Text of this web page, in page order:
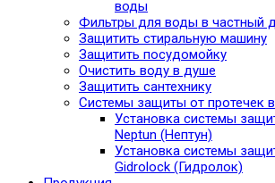
воды
Фильтры для воды в частный
Защитить стиральную машину
Защитить посудомойку
Очистить воду в душе
Защитить сантехнику
Системы защиты от протечек
Установка системы
Neptun (Нептун)
Установка системы
Gidrolock (Гидролок)